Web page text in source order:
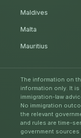
Maldives
Malta
Mauritius
The information on
information only. It
immigration-law
No immigration
the relevant
and rules are time-
government sources